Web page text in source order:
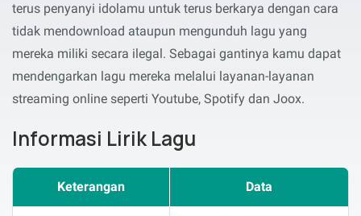
terus penyanyi idolamu untuk terus berkarya dengan cara
tidak mendownload ataupun mengunduh lagu yang
mereka miliki secara ilegal. Sebagai gantinya kamu dapat
mendengarkan lagu mereka melalui layanan-layanan
streaming online seperti Youtube, Spotify dan Joox.
Informasi Lirik Lagu
Keterangan Data